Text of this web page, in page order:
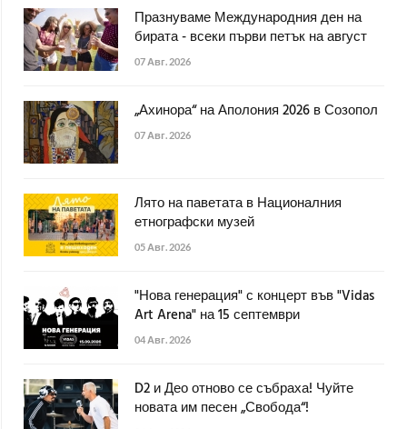
Празнуваме Международния ден на
бирата - всеки първи петък на август
07 Авг. 2026
„Ахинора“ на Аполония 2026 в Созопол
07 Авг. 2026
Лято на паветата в Националния
етнографски музей
05 Авг. 2026
"Нова генерация" с концерт във "Vidas
Art Arena" на 15 септември
04 Авг. 2026
D2 и Део отново се събраха! Чуйте
новата им песен „Свобода“!